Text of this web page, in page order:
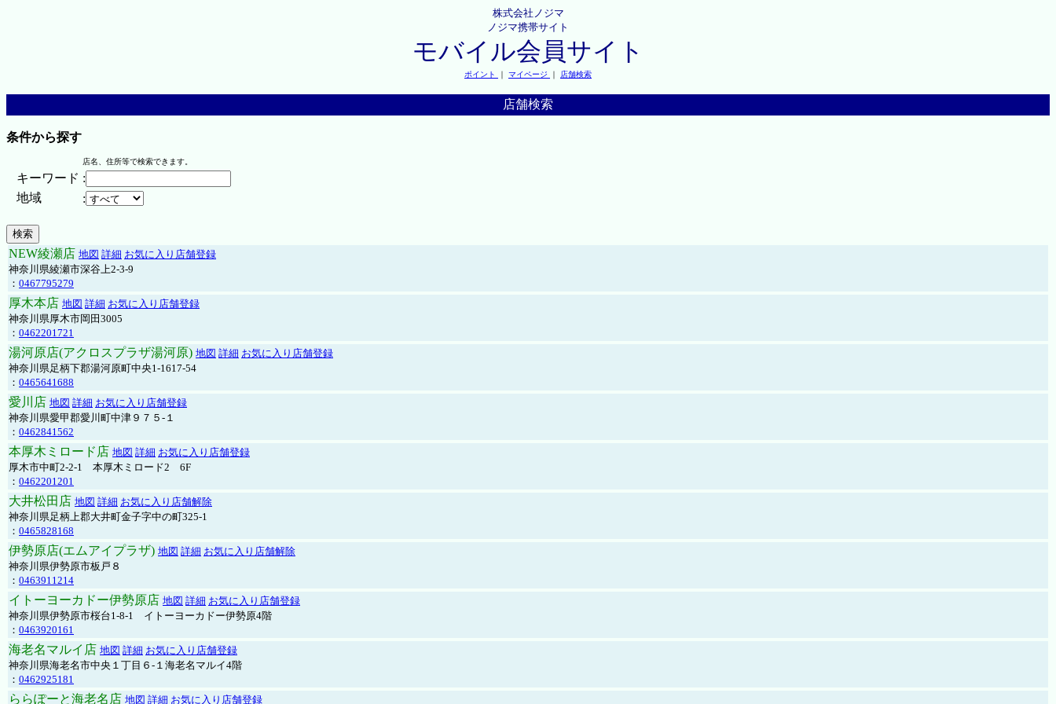
株式会社ノジマ
ノジマ携帯サイト
モバイル会員サイト
ポイント ｜ マイページ ｜ 店舗検索
店舗検索
条件から探す
店名、住所等で検索できます。
キーワード :
地域
:
NEW綾瀬店 地図 詳細 お気に入り店舗登録
神奈川県綾瀬市深谷上2-3-9
： 0467795279
厚木本店 地図 詳細 お気に入り店舗登録
神奈川県厚木市岡田3005
： 0462201721
湯河原店(アクロスプラザ湯河原) 地図 詳細 お気に入り店舗登録
神奈川県足柄下郡湯河原町中央1-1617-54
： 0465641688
愛川店 地図 詳細 お気に入り店舗登録
神奈川県愛甲郡愛川町中津９７５-１
： 0462841562
本厚木ミロード店 地図 詳細 お気に入り店舗登録
厚木市中町2-2-1 本厚木ミロード2 6F
： 0462201201
大井松田店 地図 詳細 お気に入り店舗解除
神奈川県足柄上郡大井町金子字中の町325-1
： 0465828168
伊勢原店(エムアイプラザ) 地図 詳細 お気に入り店舗解除
神奈川県伊勢原市板戸８
： 0463911214
イトーヨーカドー伊勢原店 地図 詳細 お気に入り店舗登録
神奈川県伊勢原市桜台1-8-1 イトーヨーカドー伊勢原4階
： 0463920161
海老名マルイ店 地図 詳細 お気に入り店舗登録
神奈川県海老名市中央１丁目６-１海老名マルイ4階
： 0462925181
ららぽーと海老名店 地図 詳細 お気に入り店舗登録